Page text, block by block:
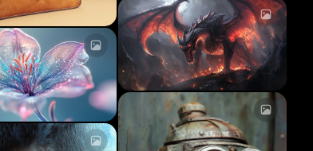
Caricamento...
Caricamento...